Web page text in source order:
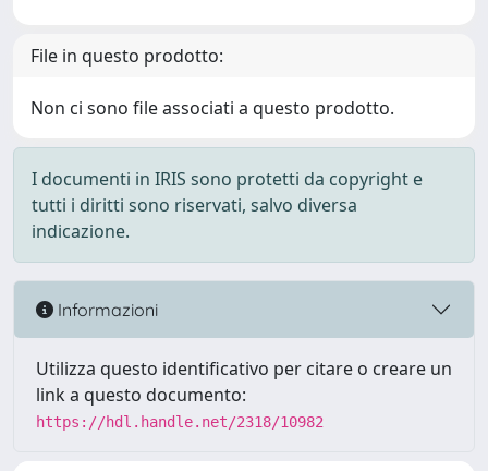
File in questo prodotto:
Non ci sono file associati a questo prodotto.
I documenti in IRIS sono protetti da copyright e
tutti i diritti sono riservati, salvo diversa
indicazione.
Informazioni
Utilizza questo identificativo per citare o creare un
link a questo documento:
https://hdl.handle.net/2318/10982